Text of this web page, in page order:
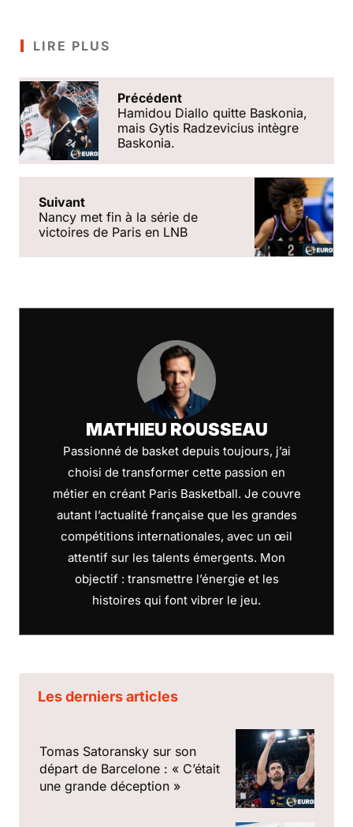
LIRE PLUS
Précédent
Hamidou Diallo quitte Baskonia,
mais Gytis Radzevicius intègre
Baskonia.
Suivant
Nancy met fin à la série de
victoires de Paris en LNB
MATHIEU ROUSSEAU
Passionné de basket depuis toujours, j’ai
choisi de transformer cette passion en
métier en créant Paris Basketball. Je couvre
autant l’actualité française que les grandes
compétitions internationales, avec un œil
attentif sur les talents émergents. Mon
objectif : transmettre l’énergie et les
histoires qui font vibrer le jeu.
Les derniers articles
Tomas Satoransky sur son
départ de Barcelone : « C’était
une grande déception »